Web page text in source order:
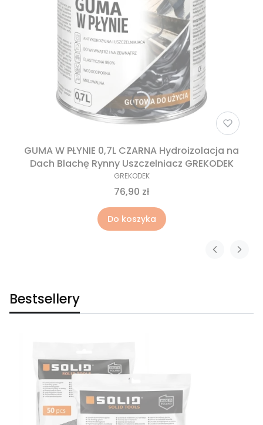
GUMA W PŁYNIE 0,7L CZARNA Hydroizolacja na
Dach Blachę Rynny Uszczelniacz GREKODEK
GREKODEK
76,90 zł
Do koszyka
Bestsellery